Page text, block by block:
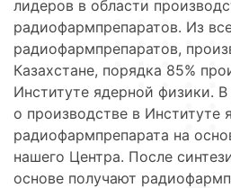
лидеров в области
радиофармпрепаратов. Из
радиофармпрепаратов,
Казахстане, порядка 85%
Институте ядерной физики.
о производстве в Институте
радиофармпрепарата на
нашего Центра. После
основе получают